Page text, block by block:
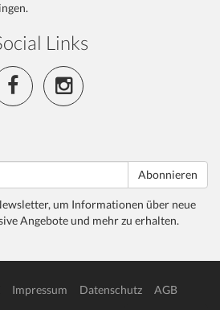
Links
Abonnieren
um Informationen über neue
Angebote und mehr zu erhalten.
Impressum Datenschutz
AGB